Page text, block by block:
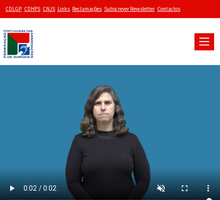
CDLGP CDHPS CNJS Links Reclamações Subscrever Newsletter Contactos
Toggle